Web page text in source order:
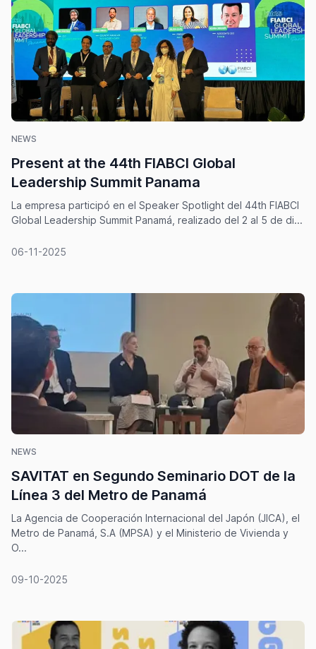
NEWS
Present at the 44th FIABCI Global
Leadership Summit Panama
La empresa participó en el Speaker Spotlight del 44th FIABCI
Global Leadership Summit Panamá, realizado del 2 al 5 de di...
06-11-2025
NEWS
SAVITAT en Segundo Seminario DOT de la
Línea 3 del Metro de Panamá
La Agencia de Cooperación Internacional del Japón (JICA), el
Metro de Panamá, S.A (MPSA) y el Ministerio de Vivienda y
O...
09-10-2025